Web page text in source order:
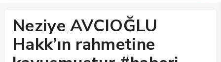
Neziye AVCIOĞLU
Hakk’ın rahmetine